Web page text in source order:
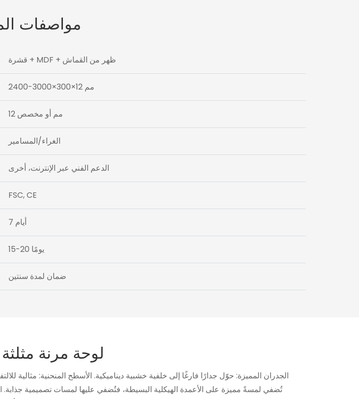
مواصفات
قشرة + MDF + ظهر من القماش
2400-3000×300×12 مم
12 مم أو مخصص
الغراء/المسامير
الدعم الفني عبر الإنترنت، أخرى
FSC, CE
7 أيام
15-20 يومًا
ضمان لمدة سنتين
لوحة مرنة
الجدران المميزة: حوّل جدارًا فارغًا إلى خلفية خشبية ديناميكية. الأسطح المنحنية: مثالية
تُضفي لمسةً مميزة على الأعمدة الهيكلية البسيطة، فتُضفي عليها لمسات تصميمية جذابة.